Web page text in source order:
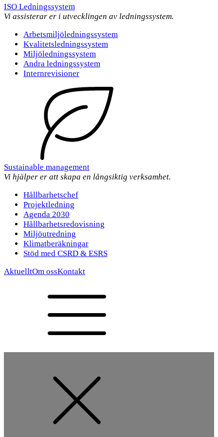
ISO Ledningssystem
Vi assisterar er i utvecklingen av ledningssystem.
Arbetsmiljöledningssystem
Kvalitetsledningssystem
Miljöledningssystem
Andra ledningssystem
Internrevisioner
Sustainable management
Vi hjälper er att skapa en långsiktig verksamhet.
Hållbarhetschef
Projektledning
Agenda 2030
Hållbarhetsredovisning
Miljöutredning
Klimatberäkningar
Stöd med CSRD & ESRS
AktuelltOm ossKontakt